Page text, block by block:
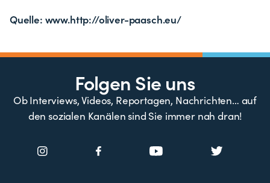
Quelle: www.http://oliver-paasch.eu/
Folgen Sie uns
Ob Interviews, Videos, Reportagen, Nachrichten… auf
den sozialen Kanälen sind Sie immer nah dran!